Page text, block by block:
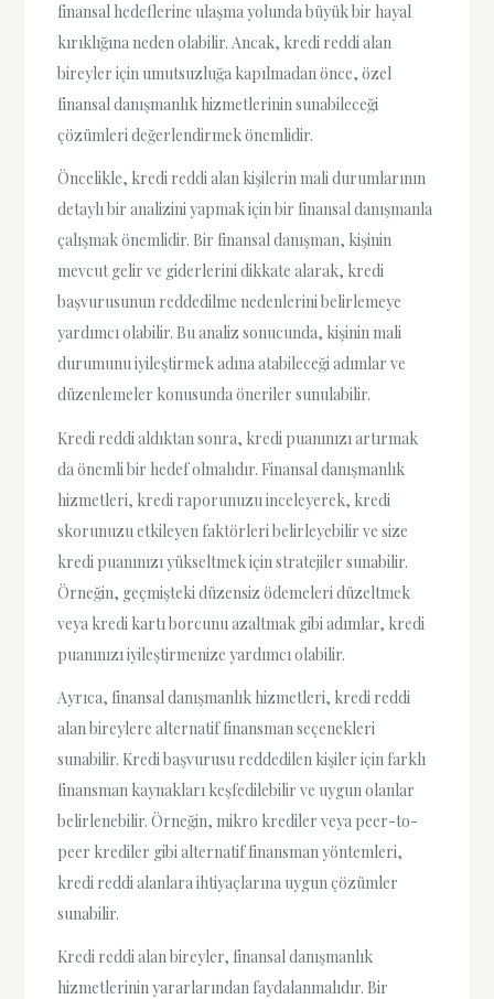
finansal hedeflerine ulaşma yolunda büyük bir hayal
kırıklığına neden olabilir. Ancak, kredi reddi alan
bireyler için umutsuzluğa kapılmadan önce, özel
finansal danışmanlık hizmetlerinin sunabileceği
çözümleri değerlendirmek önemlidir.
Öncelikle, kredi reddi alan kişilerin mali durumlarının
detaylı bir analizini yapmak için bir finansal danışmanla
çalışmak önemlidir. Bir finansal danışman, kişinin
mevcut gelir ve giderlerini dikkate alarak, kredi
başvurusunun reddedilme nedenlerini belirlemeye
yardımcı olabilir. Bu analiz sonucunda, kişinin mali
durumunu iyileştirmek adına atabileceği adımlar ve
düzenlemeler konusunda öneriler sunulabilir.
Kredi reddi aldıktan sonra, kredi puanınızı artırmak
da önemli bir hedef olmalıdır. Finansal danışmanlık
hizmetleri, kredi raporunuzu inceleyerek, kredi
skorunuzu etkileyen faktörleri belirleyebilir ve size
kredi puanınızı yükseltmek için stratejiler sunabilir.
Örneğin, geçmişteki düzensiz ödemeleri düzeltmek
veya kredi kartı borcunu azaltmak gibi adımlar, kredi
puanınızı iyileştirmenize yardımcı olabilir.
Ayrıca, finansal danışmanlık hizmetleri, kredi reddi
alan bireylere alternatif finansman seçenekleri
sunabilir. Kredi başvurusu reddedilen kişiler için farklı
finansman kaynakları keşfedilebilir ve uygun olanlar
belirlenebilir. Örneğin, mikro krediler veya peer-to-
peer krediler gibi alternatif finansman yöntemleri,
kredi reddi alanlara ihtiyaçlarına uygun çözümler
sunabilir.
Kredi reddi alan bireyler, finansal danışmanlık
hizmetlerinin yararlarından faydalanmalıdır. Bir